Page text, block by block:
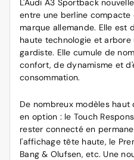
L'Audi A3 Sportback
entre une berline
marque allemande. Elle est
haute technologie et
gardiste. Elle cumule de
confort, de dynamisme et
consommation.
De nombreux modèles
en option : le Touch
rester connecté en
l'affichage tête haute, le
Bang & Olufsen, etc. Une